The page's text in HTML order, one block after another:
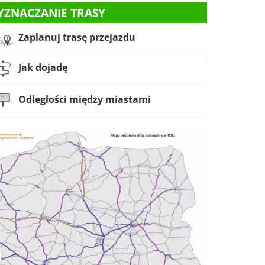
TRASY
Zaplanuj trasę przejazdu
Jak dojadę
Odległości między miastami